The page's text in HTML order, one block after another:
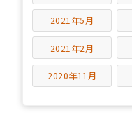
2021年5月
2021年2月
2020年11月